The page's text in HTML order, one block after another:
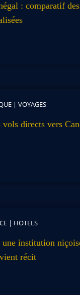
: comparatif
| VOYAGES
directs vers
| HOTELS
institution
récit